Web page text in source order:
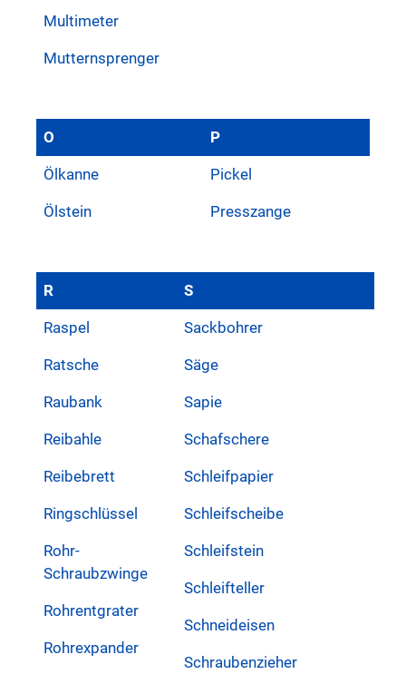
Multimeter
Mutternsprenger
O
Ölkanne
Ölstein
P
Pickel
Presszange
R
Raspel
Ratsche
Raubank
Reibahle
Reibebrett
Ringschlüssel
Rohr-
Schraubzwinge
Rohrentgrater
Rohrexpander
S
Sackbohrer
Säge
Sapie
Schafschere
Schleifpapier
Schleifscheibe
Schleifstein
Schleifteller
Schneideisen
Schraubenzieher